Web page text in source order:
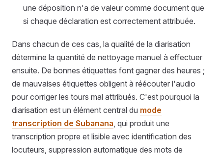
une déposition n'a de valeur comme document que
si chaque déclaration est correctement attribuée.
Dans chacun de ces cas, la qualité de la diarisation
détermine la quantité de nettoyage manuel à effectuer
ensuite. De bonnes étiquettes font gagner des heures ;
de mauvaises étiquettes obligent à réécouter l'audio
pour corriger les tours mal attribués. C'est pourquoi la
diarisation est un élément central du mode
transcription de Subanana, qui produit une
transcription propre et lisible avec identification des
locuteurs, suppression automatique des mots de